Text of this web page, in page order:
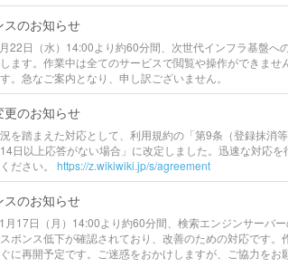
スのお知らせ
22日（水）14:00より約60分間、次世代インフラ基盤へ
ます。作業中は全てのサービスで閲覧や操作ができま
。急なご案内となり、申し訳ございません。
更のお知らせ
を踏まえた対応として、利用規約の「第9条（登録抹消
日以上応答がない場合」に改定しました。迅速な対応
ださい。 https://z.wikiwiki.jp/s/agreement
スのお知らせ
月17日（月）14:00より約60分間、検索エンジンサーバ
ポンス低下が確認されており、改善のための対応です
に再開予定です。ご迷惑をおかけしますが、ご協力を